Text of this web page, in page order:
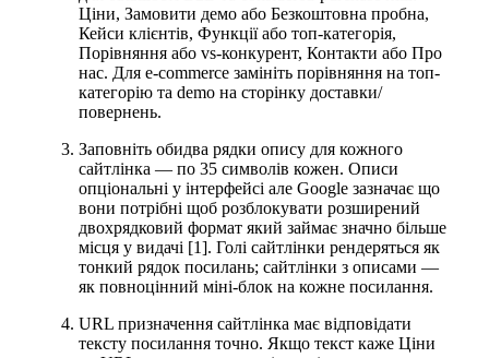
Ціни, Замовити демо або Безкоштовна пробна,
Кейси клієнтів, Функції або топ-категорія,
Порівняння або vs-конкурент, Контакти або Про
нас. Для e-commerce замініть порівняння на топ-
категорію та demo на сторінку доставки/
повернень.
Заповніть обидва рядки опису для кожного
сайтлінка — по 35 символів кожен. Описи
опціональні у інтерфейсі але Google зазначає що
вони потрібні щоб розблокувати розширений
двохрядковий формат який займає значно більше
місця у видачі [1]. Голі сайтлінки рендеряться як
тонкий рядок посилань; сайтлінки з описами —
як повноцінний міні-блок на кожне посилання.
URL призначення сайтлінка має відповідати
тексту посилання точно. Якщо текст каже Ціни